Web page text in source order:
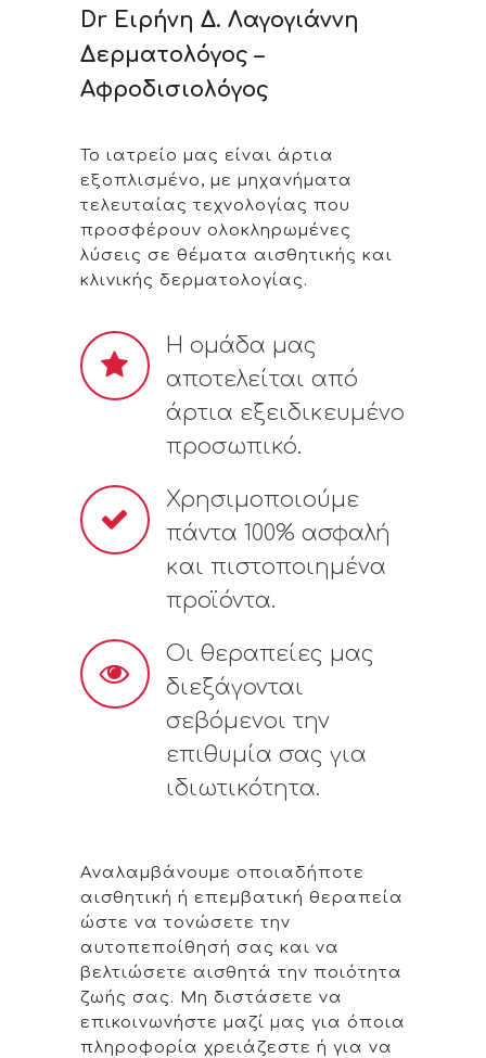
Dr Ειρήνη Δ. Λαγογιάννη
Δερματολόγος –
Αφροδισιολόγος
Το ιατρείο μας είναι άρτια
εξοπλισμένο, με μηχανήματα
τελευταίας τεχνολογίας που
προσφέρουν ολοκληρωμένες
λύσεις σε θέματα αισθητικής και
κλινικής δερματολογίας.
Η ομάδα μας
αποτελείται από
άρτια εξειδικευμένο
προσωπικό.
Χρησιμοποιούμε
πάντα 100% ασφαλή
και πιστοποιημένα
προϊόντα.
Οι θεραπείες μας
διεξάγονται
σεβόμενοι την
επιθυμία σας για
ιδιωτικότητα.
Αναλαμβάνουμε οποιαδήποτε
αισθητική ή επεμβατική θεραπεία
ώστε να τονώσετε την
αυτοπεποίθησή σας και να
βελτιώσετε αισθητά την ποιότητα
ζωής σας. Μη διστάσετε να
επικοινωνήστε μαζί μας για όποια
πληροφορία χρειάζεστε ή για να